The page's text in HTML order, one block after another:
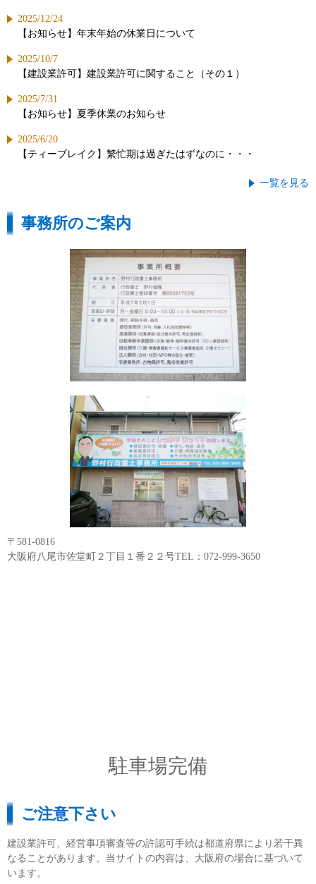
2025/12/24
【お知らせ】年末年始の休業日について
2025/10/7
【建設業許可】建設業許可に関すること（その１）
2025/7/31
【お知らせ】夏季休業のお知らせ
2025/6/20
【ティーブレイク】繁忙期は過ぎたはずなのに・・・
一覧を見る
事務所のご案内
〒581-0816
大阪府八尾市佐堂町２丁目１番２２号TEL：072-999-3650
駐車場完備
ご注意下さい
建設業許可、経営事項審査等の許認可手続は都道府県により若干異
なることがあります。当サイトの内容は、大阪府の場合に基づいて
います。